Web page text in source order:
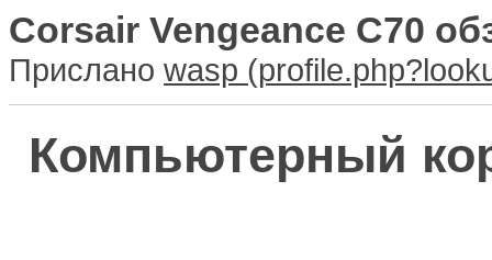
Corsair Vengeance C70
Прислано wasp
Компьютерный